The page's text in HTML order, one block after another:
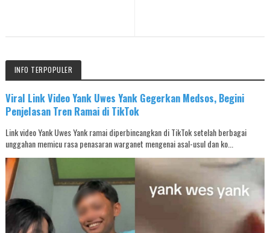
INFO TERPOPULER
Viral Link Video Yank Uwes Yank Gegerkan Medsos, Begini
Penjelasan Tren Ramai di TikTok
Link video Yank Uwes Yank ramai diperbincangkan di TikTok setelah berbagai
unggahan memicu rasa penasaran warganet mengenai asal-usul dan ko...